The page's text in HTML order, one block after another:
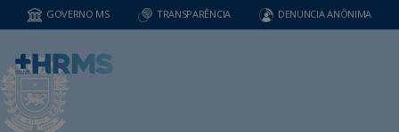
GOVERNO MS TRANSPARÊNCIA DENUNCIA ANÔNIMA